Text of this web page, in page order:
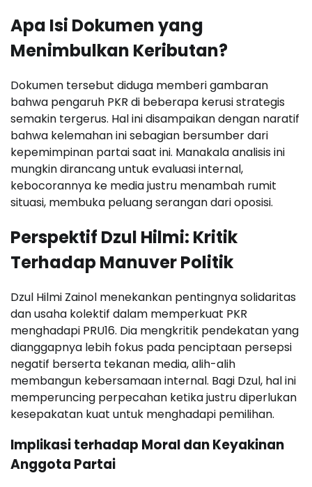
Apa Isi Dokumen yang
Menimbulkan Keributan?
Dokumen tersebut diduga memberi gambaran
bahwa pengaruh PKR di beberapa kerusi strategis
semakin tergerus. Hal ini disampaikan dengan naratif
bahwa kelemahan ini sebagian bersumber dari
kepemimpinan partai saat ini. Manakala analisis ini
mungkin dirancang untuk evaluasi internal,
kebocorannya ke media justru menambah rumit
situasi, membuka peluang serangan dari oposisi.
Perspektif Dzul Hilmi: Kritik
Terhadap Manuver Politik
Dzul Hilmi Zainol menekankan pentingnya solidaritas
dan usaha kolektif dalam memperkuat PKR
menghadapi PRU16. Dia mengkritik pendekatan yang
dianggapnya lebih fokus pada penciptaan persepsi
negatif berserta tekanan media, alih-alih
membangun kebersamaan internal. Bagi Dzul, hal ini
memperuncing perpecahan ketika justru diperlukan
kesepakatan kuat untuk menghadapi pemilihan.
Implikasi terhadap Moral dan Keyakinan
Anggota Partai